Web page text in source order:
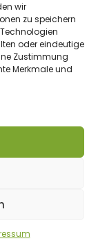
wir
zu speichern
oder eindeutige
Zustimmung
Merkmale und